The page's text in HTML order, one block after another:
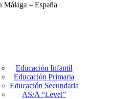
Málaga – España
Educación Infantil
Educación Primaria
Educación Secundaria
AS/A “Level”